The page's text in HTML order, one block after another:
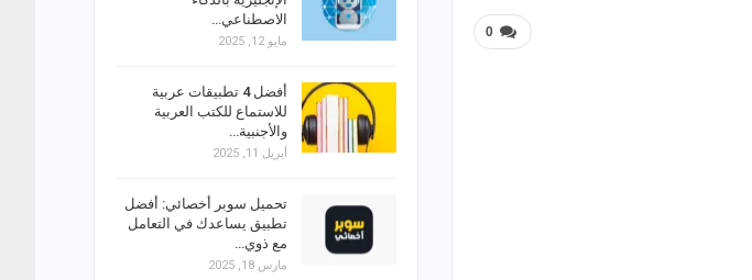
0
الاصطناعي…
مايو 12, 2025
أفضل 4 تطبيقات عربية
للاستماع للكتب العربية
والأجنبية…
أبريل 11, 2025
تحميل سوبر أخصائي: أفضل
تطبيق يساعدك في التعامل
مع ذوي…
مارس 18, 2025